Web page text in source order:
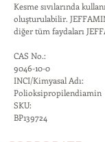
Kesme sıvılarında
oluşturulabilir.
diğer tüm faydaları
CAS No.:
9046-10-0
INCI/Kimyasal Adı:
Polioksipropilendiamin
SKU:
BP139724